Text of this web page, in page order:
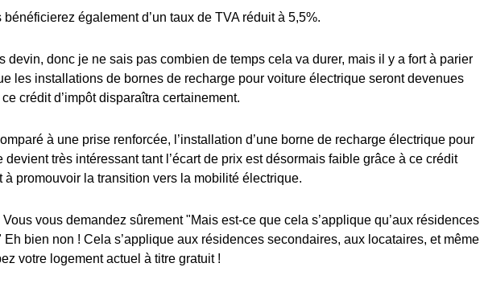
bénéficierez également d’un taux de TVA réduit à 5,5%.
devin, donc je ne sais pas combien de temps cela va durer, mais il y a fort à parier
les installations de bornes de recharge pour voiture électrique seront devenues
crédit d’impôt disparaîtra certainement.
à une prise renforcée, l’installation d’une borne de recharge électrique pour
devient très intéressant tant l’écart de prix est désormais faible grâce à ce crédit
à promouvoir la transition vers la mobilité électrique.
vous demandez sûrement "Mais est-ce que cela s’applique qu’aux résidences
Eh bien non ! Cela s’applique aux résidences secondaires, aux locataires, et même
votre logement actuel à titre gratuit !